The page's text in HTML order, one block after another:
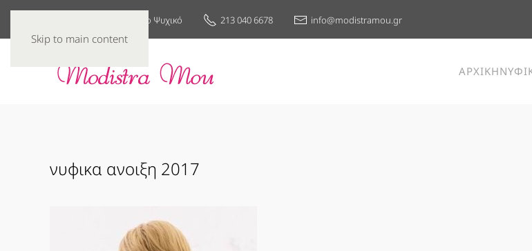
Skip to main content
25ης Μαρτίου 7, Νέο Ψυχικό 213 040 6678 info@modistramou.gr
ΑΡΧΙΚΗ
νυφικα ανοιξη 2017